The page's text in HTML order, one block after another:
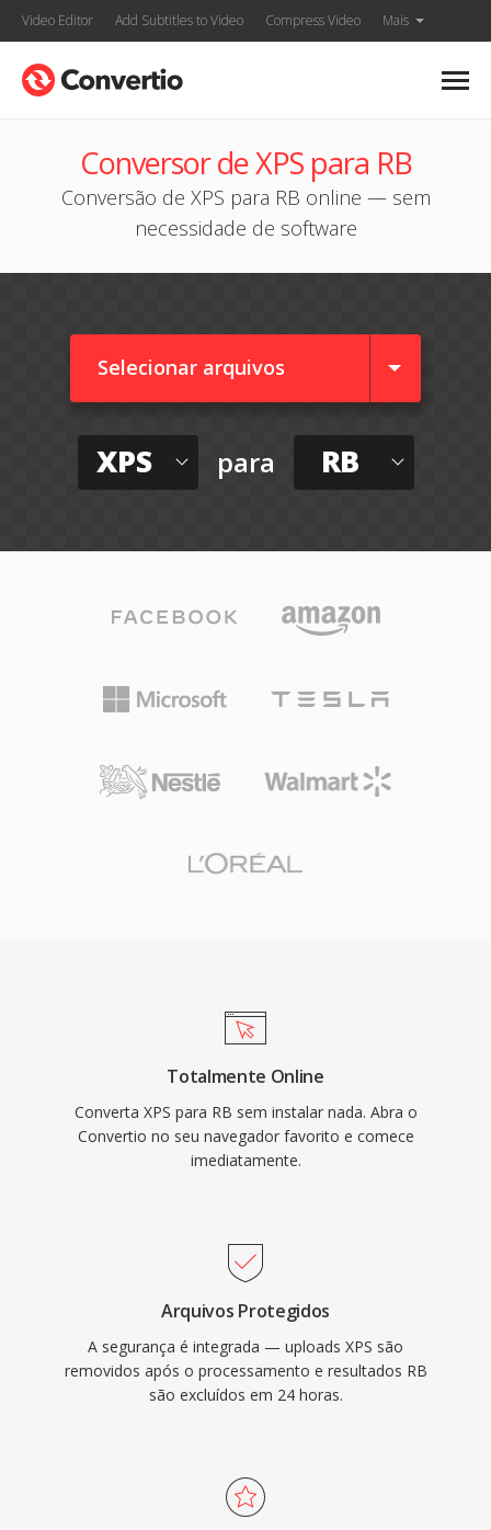
Video Editor Add Subtitles to Video Compress Video Mais
Conversor de XPS para RB
Conversão de XPS para RB online — sem
necessidade de software
Selecionar arquivos
XPS para RB
Totalmente Online
Converta XPS para RB sem instalar nada. Abra o
Convertio no seu navegador favorito e comece
imediatamente.
Arquivos Protegidos
A segurança é integrada — uploads XPS são
removidos após o processamento e resultados RB
são excluídos em 24 horas.